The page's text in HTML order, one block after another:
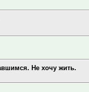
Не хочу жить.